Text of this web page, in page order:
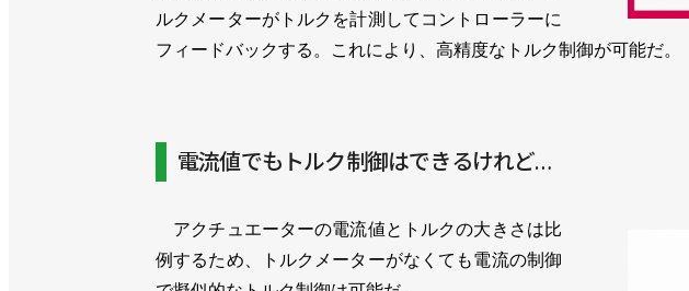
ルクメーターがトルクを計測してコントローラーに
フィードバックする。これにより、高精度なトルク制御が可能だ。
電流値でもトルク制御はできるけれど…
アクチュエーターの電流値とトルクの大きさは比
例するため、トルクメーターがなくても電流の制御